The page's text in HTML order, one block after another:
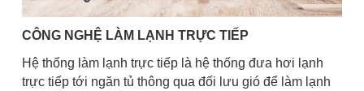
CÔNG NGHỆ LÀM LẠNH TRỰC TIẾP
Hệ thống làm lạnh trực tiếp là hệ thống đưa hơi lạnh
trực tiếp tới ngăn tủ thông qua đối lưu gió để làm lạnh